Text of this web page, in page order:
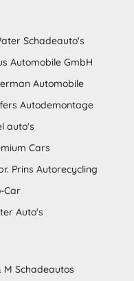
Schadeauto's
Automobile GmbH
Automobile
Autodemontage
auto's
Cars
Prins Autorecycling
Car
Auto's
M Schadeautos